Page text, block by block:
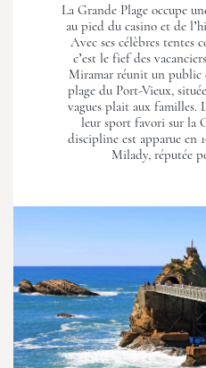
La Grande Plage occupe
au pied du casino et de
Avec ses célèbres tentes
c’est le fief des
Miramar réunit un public
plage du Port-Vieux,
vagues plait aux familles.
leur sport favori sur la
discipline est apparue en
Milady, réputée